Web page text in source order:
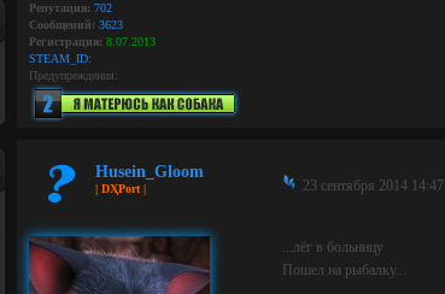
Репутация: 702
Сообщений: 3623
Регистрация: 8.07.2013
STEAM_ID:
Предупреждения:
Husein_Gloom
| DҲPort | 23 сентября 2014 14:47
...лёг в больницу
Пошел на рыбалку...